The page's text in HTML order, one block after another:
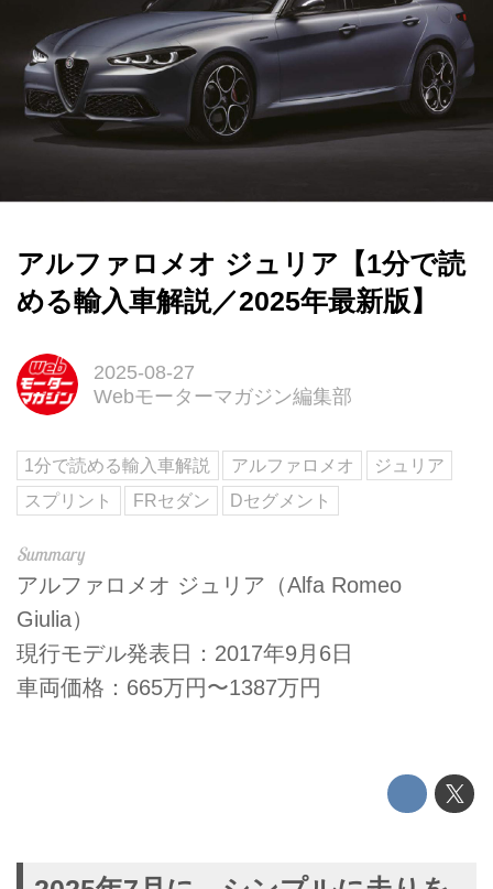
アルファロメオ ジュリア【1分で読
める輸入車解説／2025年最新版】
2025-08-27
Webモーターマガジン編集部
1分で読める輸入車解説 アルファロメオ
ジュリア
スプリント
FRセダン Dセグメント
アルファロメオ ジュリア（Alfa Romeo
Giulia）
現行モデル発表日：2017年9月6日
車両価格：665万円〜1387万円